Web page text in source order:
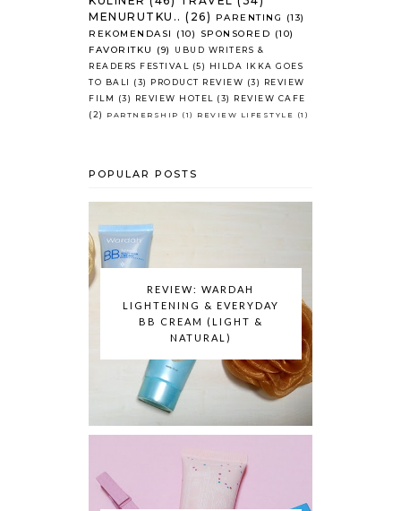
MENURUTKU.. (26) PARENTING
(13)
REKOMENDASI
(10) SPONSORED (10)
FAVORITKU
(9)
UBUD WRITERS &
READERS FESTIVAL
(5)
HILDA IKKA GOES
TO BALI
(3) PRODUCT REVIEW (3)
REVIEW
FILM
(3) REVIEW HOTEL (3)
REVIEW CAFE
(2)
PARTNERSHIP (1) REVIEW LIFESTYLE (1)
POPULAR POSTS
REVIEW: WARDAH
LIGHTENING & EVERYDAY
BB CREAM (LIGHT &
NATURAL)